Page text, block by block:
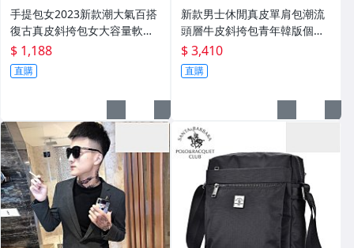
手提包女2023新款潮大氣百搭
復古真皮斜挎包女大容量軟皮
單肩大包
$ 1,188
直購
新款男士休閒真皮單肩包潮流
頭層牛皮斜挎包青年韓版個性
郵差揹包
$ 3,410
直購